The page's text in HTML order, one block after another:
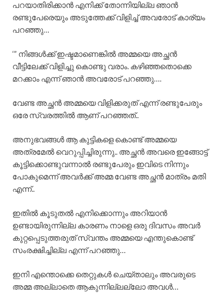
പറയാതിരിക്കാൻ എനിക്ക് തോന്നിയില്ല ഞാൻ
രണ്ടുപേരെയും അടുത്തേക്ക് വിളിച്ച് അവരോട് കാര്യം
പറഞ്ഞു…
‘” നിങ്ങൾക്ക് ഇഷ്ടമാണെങ്കിൽ അമ്മയെ അച്ഛൻ
വീട്ടിലേക്ക് വിളിച്ചു കൊണ്ടു വരാം. കഴിഞ്ഞതൊക്കെ
മറക്കാം എന്ന് ഞാൻ അവരോട് പറഞ്ഞു….
വേണ്ട അച്ഛൻ അമ്മയെ വിളിക്കരുത് എന്ന് രണ്ടുപേരും
ഒരേ സ്വരത്തിൽ ആണ് പറഞ്ഞത്..
അനുഭവങ്ങൾ ആ കുട്ടികളെ കൊണ്ട് അമ്മയെ
അത്രമേൽ വെറുപ്പിച്ചിരുന്നു.. അച്ഛൻ അവരെ ഇങ്ങോട്ട്
കൂട്ടിക്കൊണ്ടുവന്നാൽ രണ്ടുപേരും ഇവിടെ നിന്നും
പോകുമെന്ന് അവർക്ക് അമ്മ വേണ്ട അച്ഛന്‍ മാത്രം മതി
എന്ന്..
ഇതിൽ കൂടുതൽ എനിക്കൊന്നും അറിയാൻ
ഉണ്ടായിരുന്നില്ല കാരണം നാളെ ഒരു ദിവസം അവർ
കുറ്റപ്പെടുത്തരുത് സ്വന്തം അമ്മയെ എന്തുകൊണ്ട്
സംരക്ഷിച്ചില്ല എന്ന് പറഞ്ഞു…
ഇനി എന്തൊക്കെ തെറ്റുകൾ ചെയ്താലും അവരുടെ
അമ്മ അല്ലാതെ ആകുന്നില്ലല്ലോ അവൾ…